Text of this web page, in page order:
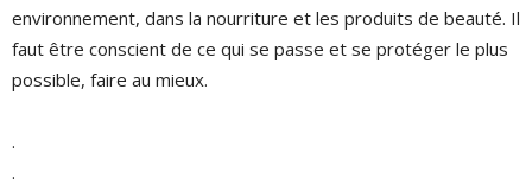
environnement, dans la nourriture et les produits de beauté. Il
faut être conscient de ce qui se passe et se protéger le plus
possible, faire au mieux.
.
.